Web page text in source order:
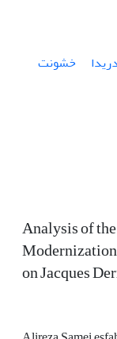
دریدا
خشونت
Analysis of
on Jacques